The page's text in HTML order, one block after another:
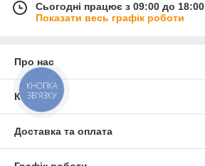
Сьогодні працює з 09:00 до 18:00
Показати весь графік роботи
Про нас
Контакти
Доставка та оплата
КНОПКА
ЗВ'ЯЗКУ